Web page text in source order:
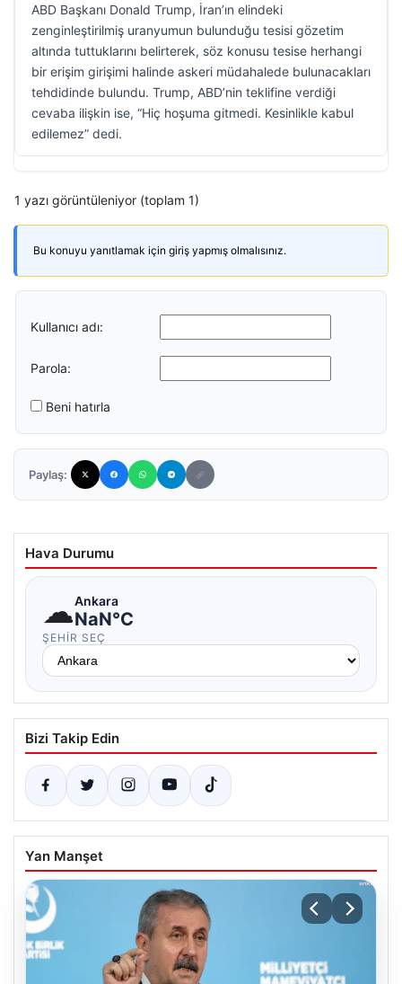
ABD Başkanı Donald Trump, İran’ın elindeki
zenginleştirilmiş uranyumun bulunduğu tesisi gözetim
altında tuttuklarını belirterek, söz konusu tesise herhangi
bir erişim girişimi halinde askeri müdahalede bulunacakları
tehdidinde bulundu. Trump, ABD’nin teklifine verdiği
cevaba ilişkin ise, “Hiç hoşuma gitmedi. Kesinlikle kabul
edilemez” dedi.
1 yazı görüntüleniyor (toplam 1)
Bu konuyu yanıtlamak için giriş yapmış olmalısınız.
Kullanıcı adı:
Parola:
Beni hatırla
Paylaş:
Hava Durumu
☁Ankara
NaN°C
ŞEHIR SEÇ
Bizi Takip Edin
Yan Manşet